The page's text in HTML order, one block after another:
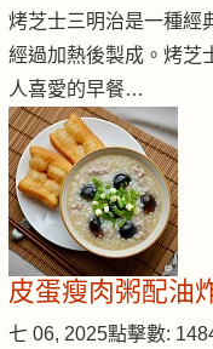
烤芝士三明治是一種經
經過加熱後製成。烤芝
人喜愛的早餐…
皮蛋瘦肉粥配油
七 06, 2025點擊數: